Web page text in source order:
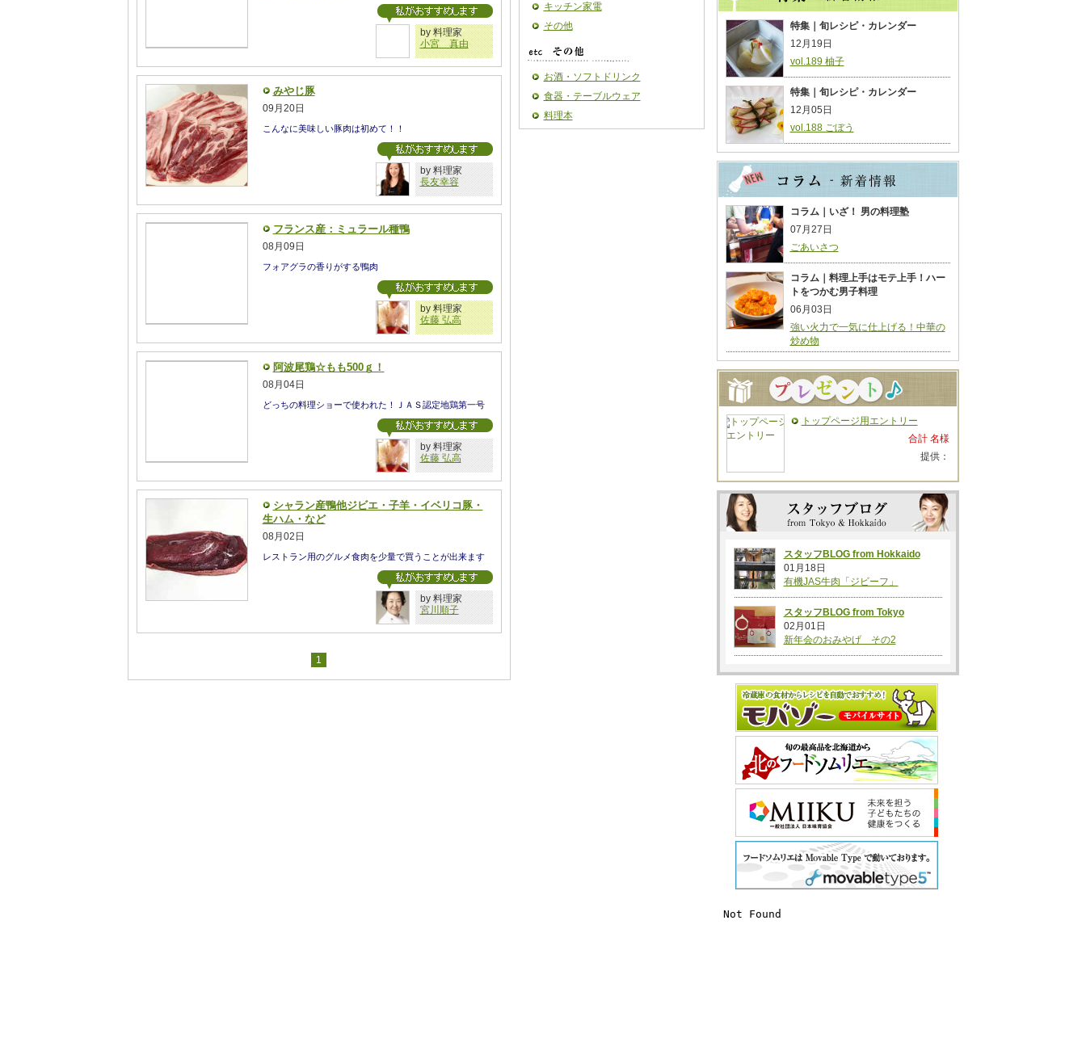
by 料理家
小宮 真由
みやじ豚
09月20日
こんなに美味しい豚肉は初めて！！
by 料理家
長友幸容
フランス産：ミュラール種鴨
08月09日
フォアグラの香りがする鴨肉
by 料理家
佐藤 弘高
阿波尾鶏☆もも500ｇ！
08月04日
どっちの料理ショーで使われた！ＪＡＳ認定地鶏第一号
by 料理家
佐藤 弘高
シャラン産鴨他ジビエ・子羊・イベリコ豚・
生ハム・など
08月02日
レストラン用のグルメ食肉を少量で買うことが出来ます
by 料理家
宮川順子
1
キッチン家電
その他
お酒・ソフトドリンク
食器・テーブルウェア
料理本
特集｜旬レシピ・カレンダー
12月19日
vol.189 柚子
特集｜旬レシピ・カレンダー
12月05日
vol.188 ごぼう
コラム｜いざ！ 男の料理塾
07月27日
ごあいさつ
コラム｜料理上手はモテ上手！ハー
トをつかむ男子料理
06月03日
強い火力で一気に仕上げる！中華の
炒め物
トップページ用エントリー
合計 名様
提供：
スタッフBLOG from Hokkaido
01月18日
有機JAS牛肉「ジビーフ」
スタッフBLOG from Tokyo
02月01日
新年会のおみやげ その2